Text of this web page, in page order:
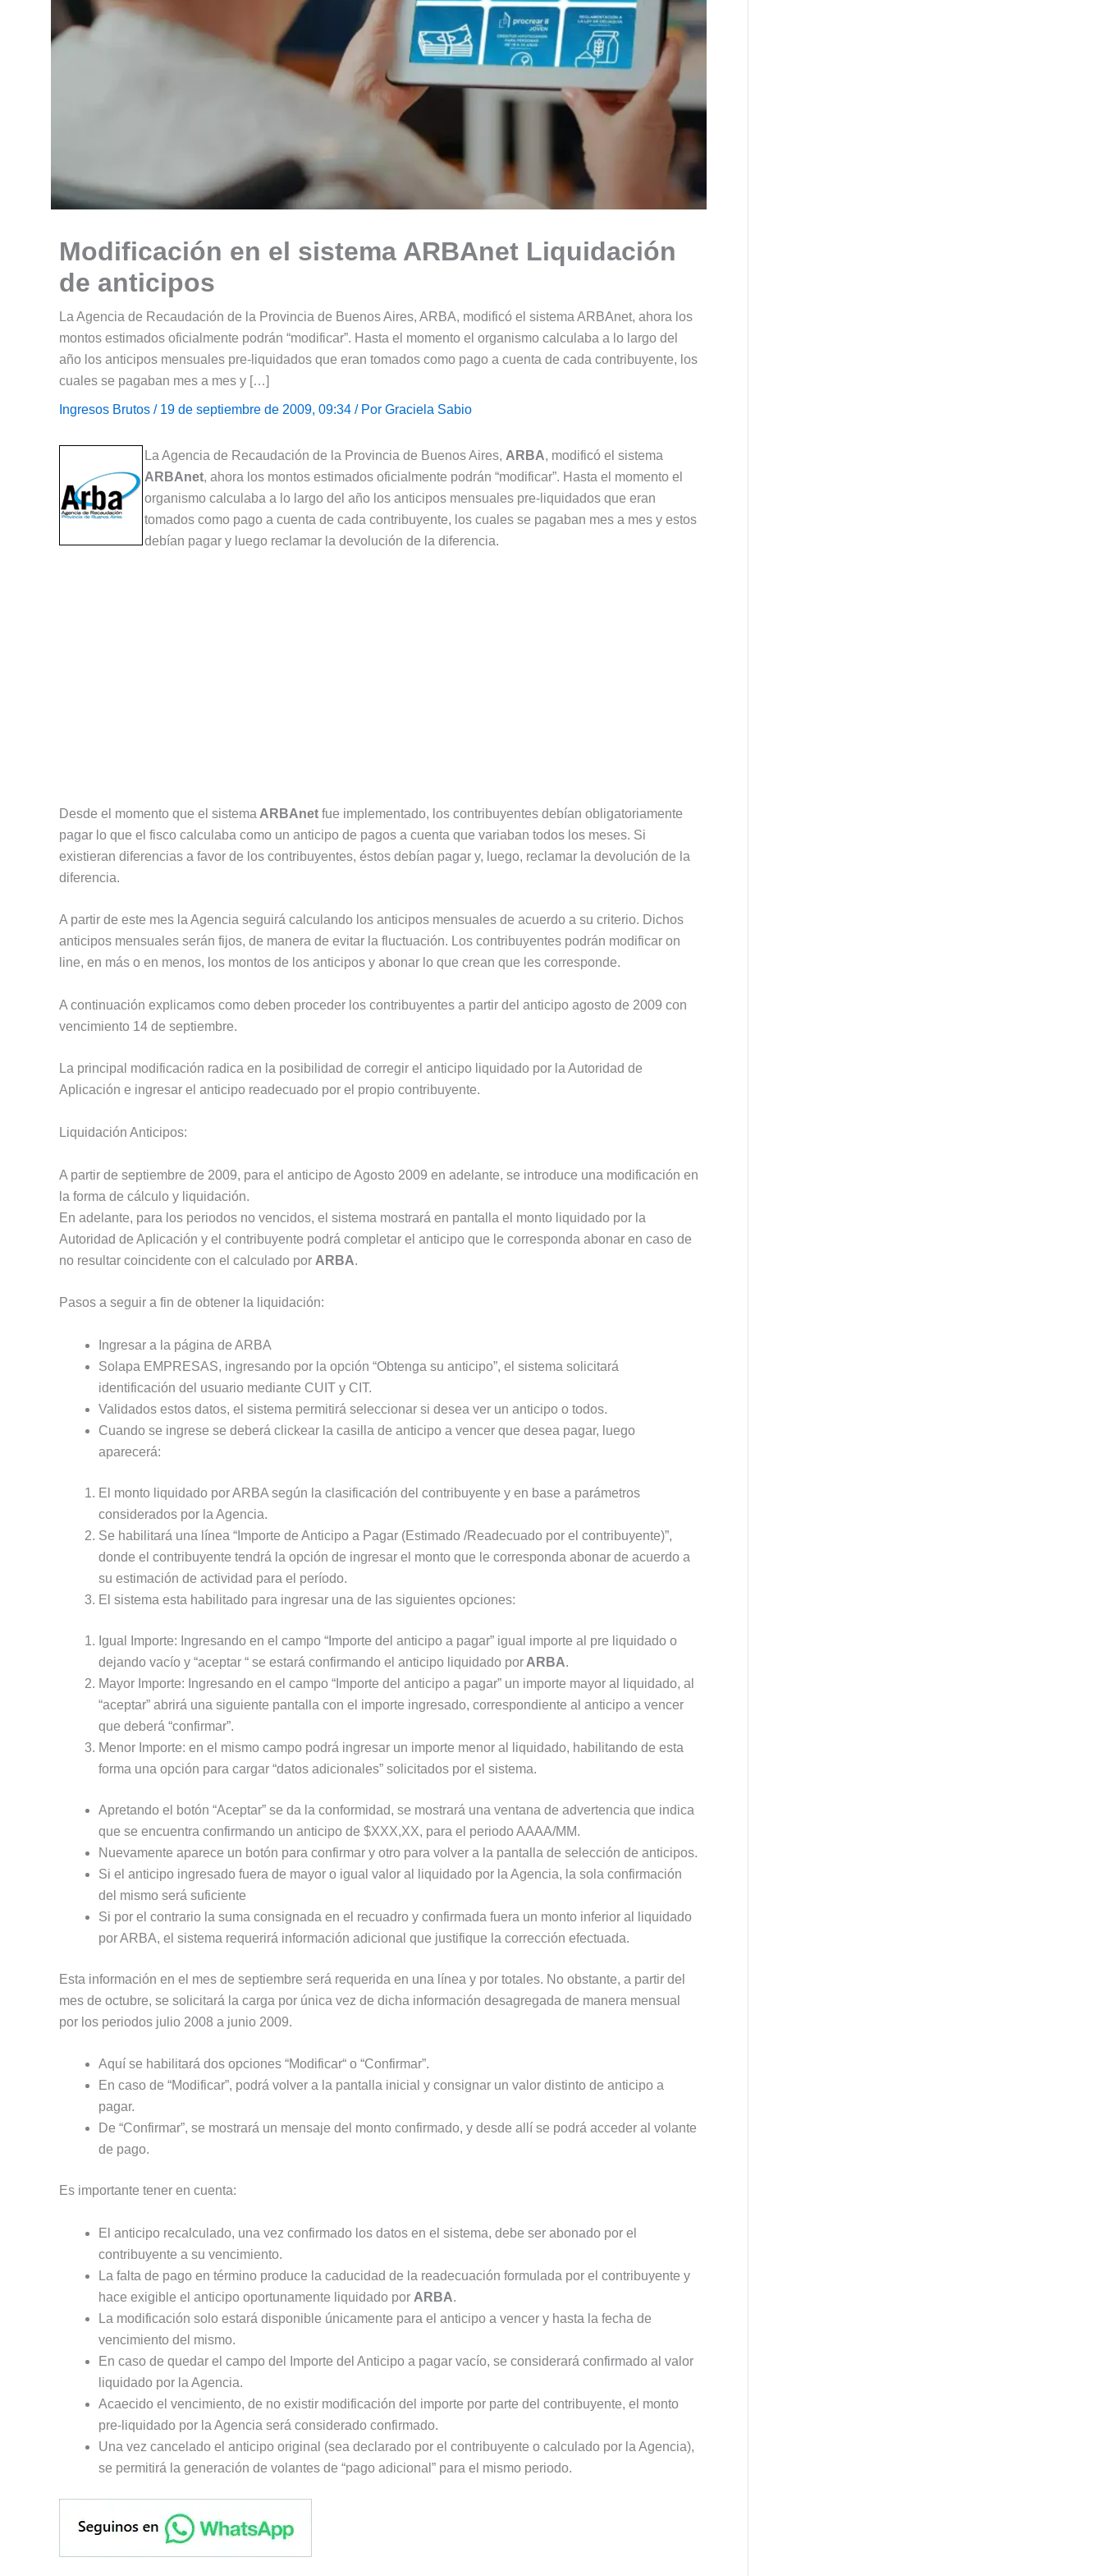
Modificación en el sistema ARBAnet Liquidación
de anticipos
La Agencia de Recaudación de la Provincia de Buenos Aires, ARBA, modificó el sistema ARBAnet, ahora los
montos estimados oficialmente podrán “modificar”. Hasta el momento el organismo calculaba a lo largo del
año los anticipos mensuales pre-liquidados que eran tomados como pago a cuenta de cada contribuyente, los
cuales se pagaban mes a mes y […]
Ingresos Brutos / 19 de septiembre de 2009, 09:34 / Por Graciela Sabio
La Agencia de Recaudación de la Provincia de Buenos Aires, ARBA, modificó el sistema
ARBAnet, ahora los montos estimados oficialmente podrán “modificar”. Hasta el momento el
organismo calculaba a lo largo del año los anticipos mensuales pre-liquidados que eran
tomados como pago a cuenta de cada contribuyente, los cuales se pagaban mes a mes y estos
debían pagar y luego reclamar la devolución de la diferencia.
Desde el momento que el sistema ARBAnet fue implementado, los contribuyentes debían obligatoriamente
pagar lo que el fisco calculaba como un anticipo de pagos a cuenta que variaban todos los meses. Si
existieran diferencias a favor de los contribuyentes, éstos debían pagar y, luego, reclamar la devolución de la
diferencia.
A partir de este mes la Agencia seguirá calculando los anticipos mensuales de acuerdo a su criterio. Dichos
anticipos mensuales serán fijos, de manera de evitar la fluctuación. Los contribuyentes podrán modificar on
line, en más o en menos, los montos de los anticipos y abonar lo que crean que les corresponde.
A continuación explicamos como deben proceder los contribuyentes a partir del anticipo agosto de 2009 con
vencimiento 14 de septiembre.
La principal modificación radica en la posibilidad de corregir el anticipo liquidado por la Autoridad de
Aplicación e ingresar el anticipo readecuado por el propio contribuyente.
Liquidación Anticipos:
A partir de septiembre de 2009, para el anticipo de Agosto 2009 en adelante, se introduce una modificación en
la forma de cálculo y liquidación.
En adelante, para los periodos no vencidos, el sistema mostrará en pantalla el monto liquidado por la
Autoridad de Aplicación y el contribuyente podrá completar el anticipo que le corresponda abonar en caso de
no resultar coincidente con el calculado por ARBA.
Pasos a seguir a fin de obtener la liquidación:
Ingresar a la página de ARBA
Solapa EMPRESAS, ingresando por la opción “Obtenga su anticipo”, el sistema solicitará
identificación del usuario mediante CUIT y CIT.
Validados estos datos, el sistema permitirá seleccionar si desea ver un anticipo o todos.
Cuando se ingrese se deberá clickear la casilla de anticipo a vencer que desea pagar, luego
aparecerá:
El monto liquidado por ARBA según la clasificación del contribuyente y en base a parámetros
considerados por la Agencia.
Se habilitará una línea “Importe de Anticipo a Pagar (Estimado /Readecuado por el contribuyente)”,
donde el contribuyente tendrá la opción de ingresar el monto que le corresponda abonar de acuerdo a
su estimación de actividad para el período.
El sistema esta habilitado para ingresar una de las siguientes opciones:
Igual Importe: Ingresando en el campo “Importe del anticipo a pagar” igual importe al pre liquidado o
dejando vacío y “aceptar “ se estará confirmando el anticipo liquidado por ARBA.
Mayor Importe: Ingresando en el campo “Importe del anticipo a pagar” un importe mayor al liquidado, al
“aceptar” abrirá una siguiente pantalla con el importe ingresado, correspondiente al anticipo a vencer
que deberá “confirmar”.
Menor Importe: en el mismo campo podrá ingresar un importe menor al liquidado, habilitando de esta
forma una opción para cargar “datos adicionales” solicitados por el sistema.
Apretando el botón “Aceptar” se da la conformidad, se mostrará una ventana de advertencia que indica
que se encuentra confirmando un anticipo de $XXX,XX, para el periodo AAAA/MM.
Nuevamente aparece un botón para confirmar y otro para volver a la pantalla de selección de anticipos.
Si el anticipo ingresado fuera de mayor o igual valor al liquidado por la Agencia, la sola confirmación
del mismo será suficiente
Si por el contrario la suma consignada en el recuadro y confirmada fuera un monto inferior al liquidado
por ARBA, el sistema requerirá información adicional que justifique la corrección efectuada.
Esta información en el mes de septiembre será requerida en una línea y por totales. No obstante, a partir del
mes de octubre, se solicitará la carga por única vez de dicha información desagregada de manera mensual
por los periodos julio 2008 a junio 2009.
Aquí se habilitará dos opciones “Modificar“ o “Confirmar”.
En caso de “Modificar”, podrá volver a la pantalla inicial y consignar un valor distinto de anticipo a
pagar.
De “Confirmar”, se mostrará un mensaje del monto confirmado, y desde allí se podrá acceder al volante
de pago.
Es importante tener en cuenta:
El anticipo recalculado, una vez confirmado los datos en el sistema, debe ser abonado por el
contribuyente a su vencimiento.
La falta de pago en término produce la caducidad de la readecuación formulada por el contribuyente y
hace exigible el anticipo oportunamente liquidado por ARBA.
La modificación solo estará disponible únicamente para el anticipo a vencer y hasta la fecha de
vencimiento del mismo.
En caso de quedar el campo del Importe del Anticipo a pagar vacío, se considerará confirmado al valor
liquidado por la Agencia.
Acaecido el vencimiento, de no existir modificación del importe por parte del contribuyente, el monto
pre-liquidado por la Agencia será considerado confirmado.
Una vez cancelado el anticipo original (sea declarado por el contribuyente o calculado por la Agencia),
se permitirá la generación de volantes de “pago adicional” para el mismo periodo.